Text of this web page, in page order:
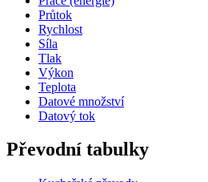
Průtok
Rychlost
Síla
Tlak
Výkon
Teplota
Datové množství
Datový tok
Převodní tabulky